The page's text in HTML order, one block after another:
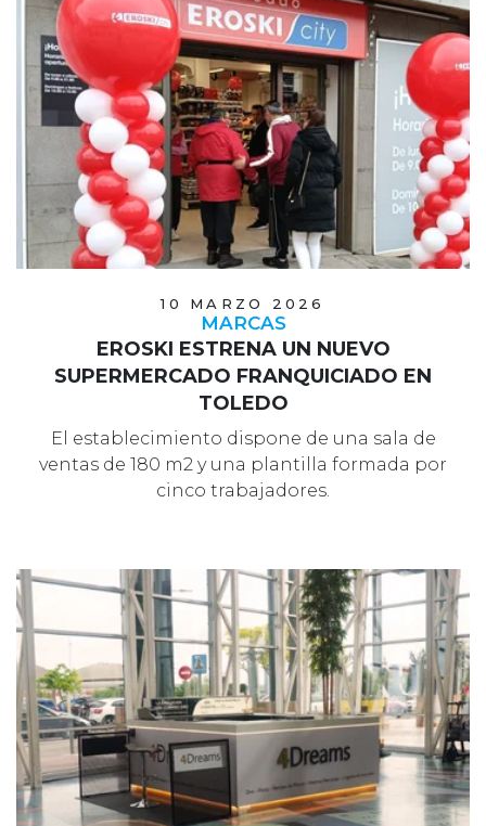
10 MARZO 2026
MARCAS
EROSKI ESTRENA UN NUEVO
SUPERMERCADO FRANQUICIADO EN
TOLEDO
El establecimiento dispone de una sala de
ventas de 180 m2 y una plantilla formada por
cinco trabajadores.